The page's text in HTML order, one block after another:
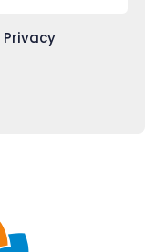
Privacy